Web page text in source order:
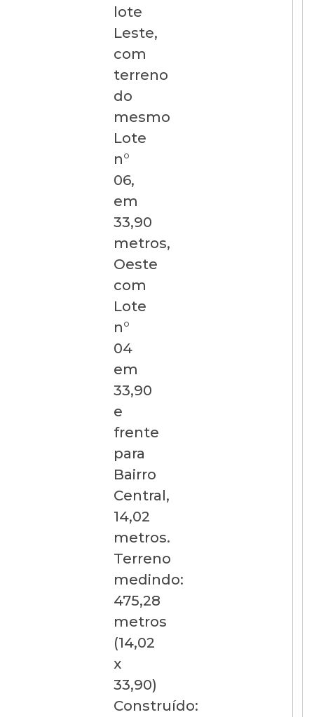
lote
Leste,
com
terreno
do
mesmo
Lote
n°
06,
em
33,90
metros,
Oeste
com
Lote
n°
04
em
33,90
e
frente
para
Bairro
Central,
14,02
metros.
Terreno
medindo:
475,28
metros
(14,02
x
33,90)
Construído: